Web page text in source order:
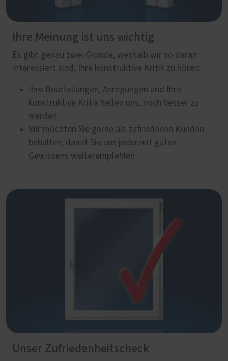
Ihre Meinung ist uns wichtig
Es gibt genau zwei Gründe, weshalb wir so daran
interessiert sind, Ihre konstruktive Kritik zu hören:
Ihre Beurteilungen, Anregungen und Ihre
konstruktive Kritik helfen uns, noch besser zu
werden
Wir möchten Sie gerne als zufriedenen Kunden
behalten, damit Sie uns jederzeit guten
Gewissens weiterempfehlen
Unser Zufriedenheitscheck